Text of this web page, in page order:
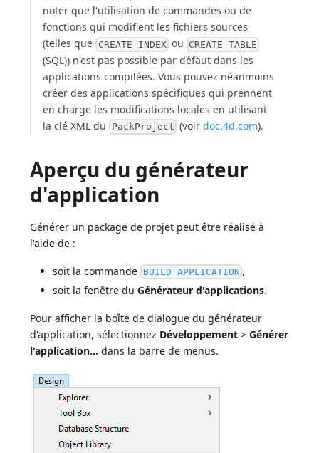
noter que l'utilisation de commandes ou de
fonctions qui modifient les fichiers sources
(telles que CREATE INDEX ou CREATE TABLE
(SQL)) n'est pas possible par défaut dans les
applications compilées. Vous pouvez néanmoins
créer des applications spécifiques qui prennent
en charge les modifications locales en utilisant
la clé XML du PackProject (voir doc.4d.com).
Aperçu du générateur
d'application
Générer un package de projet peut être réalisé à
l'aide de :
soit la commande BUILD APPLICATION ,
soit la fenêtre duGénérateur d'applications.
Pour afficher la boîte de dialogue du générateur
d'application, sélectionnez Développement >Générer
l'application... dans la barre de menus.